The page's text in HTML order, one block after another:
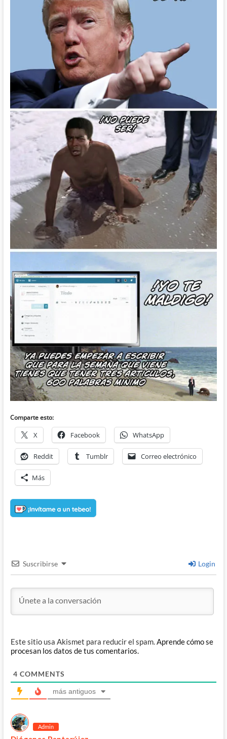
Comparte esto:
X Facebook WhatsApp
Reddit Tumblr Correo electrónico
Más
Suscribirse Login
Este sitio usa Akismet para reducir el spam.Aprende cómo se
procesan los datos de tus comentarios.
4 COMMENTS
más antiguos
Admin